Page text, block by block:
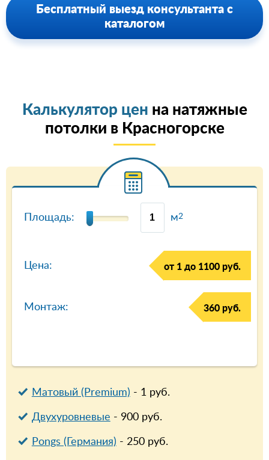
Бесплатный выезд консультанта с
каталогом
Калькулятор цен на натяжные
потолки в Красногорске
Площадь: м2
Цена: от 1 до 1100 руб.
Монтаж: 360 руб.
Матовый (Premium) - 1руб.
Двухуровневые - 900руб.
Pongs (Германия) - 250руб.